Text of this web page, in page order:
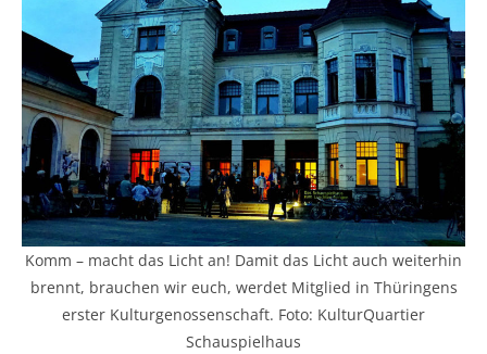
Komm – macht das Licht an! Damit das Licht auch weiterhin
brennt, brauchen wir euch, werdet Mitglied in Thüringens
erster Kulturgenossenschaft. Foto: KulturQuartier
Schauspielhaus